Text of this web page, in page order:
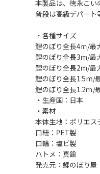
本製品は、徳永こい
普段は高級デパート
・各種サイズ
鯉のぼり全長4ｍ/
鯉のぼり全長3m/最
鯉のぼり全長2m/最
鯉のぼり全長1.5m/
鯉のぼり全長1.2ｍ/
・生産国：日本
・素材
本体生地：ポリエス
口紐：PET製
口輪：塩ビ製
ハトメ：真鍮
発売元：鯉のぼり屋